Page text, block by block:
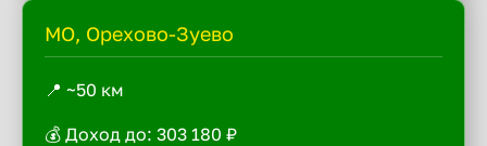
МО, Орехово-Зуево
📍 ~50 км
💰 Доход до: 303 180 ₽